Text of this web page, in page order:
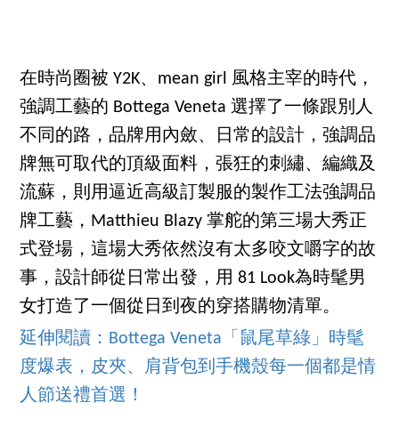
在時尚圈被 Y2K、mean girl 風格主宰的時代，
強調工藝的 Bottega Veneta 選擇了一條跟別人
不同的路，品牌用內斂、日常的設計，強調品
牌無可取代的頂級面料，張狂的刺繡、編織及
流蘇，則用逼近高級訂製服的製作工法強調品
牌工藝，Matthieu Blazy 掌舵的第三場大秀正
式登場，這場大秀依然沒有太多咬文嚼字的故
事，設計師從日常出發，用 81 Look為時髦男
女打造了一個從日到夜的穿搭購物清單。
延伸閱讀：Bottega Veneta「鼠尾草綠」時髦
度爆表，皮夾、肩背包到手機殼每一個都是情
人節送禮首選！